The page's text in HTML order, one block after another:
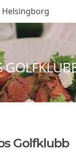
Helsingborg
Golfklubb